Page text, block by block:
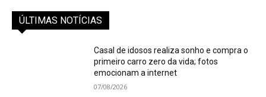
ÚLTIMAS NOTÍCIAS
Casal de idosos realiza sonho e compra o
primeiro carro zero da vida; fotos
emocionam a internet
07/08/2026